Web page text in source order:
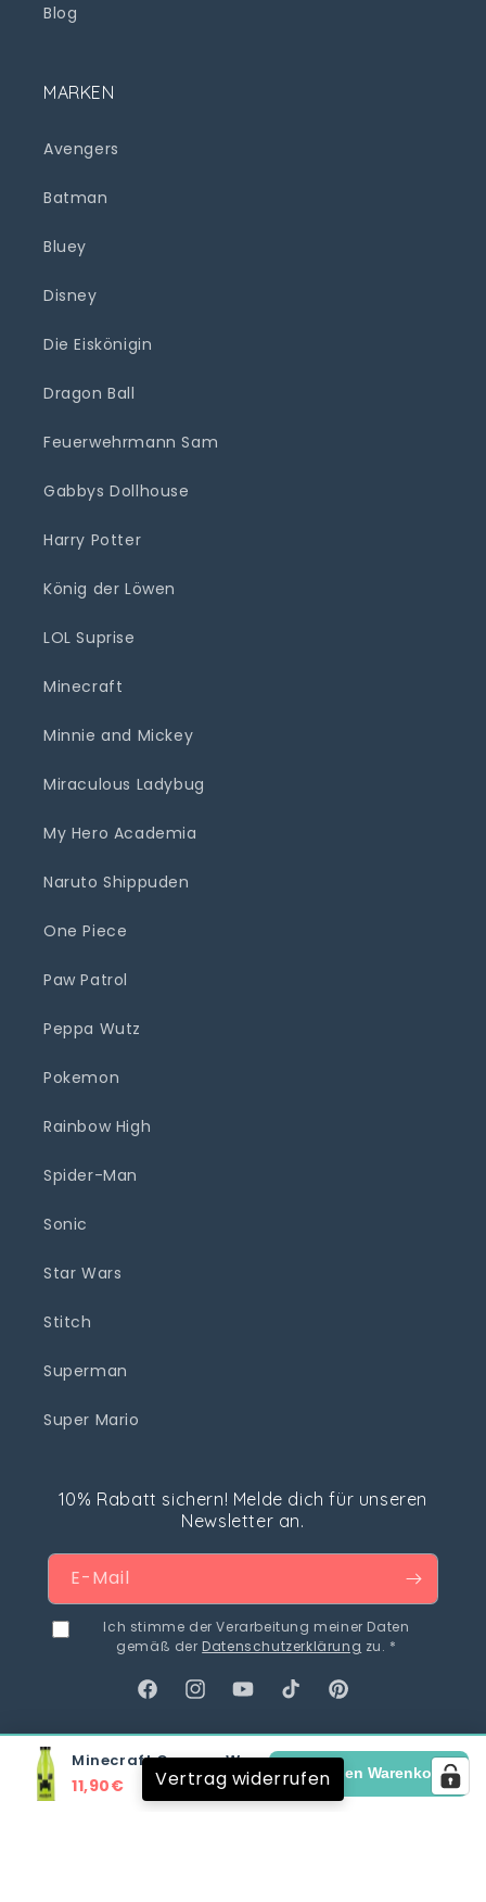
Blog
MARKEN
Avengers
Batman
Bluey
Disney
Die Eiskönigin
Dragon Ball
Feuerwehrmann Sam
Gabbys Dollhouse
Harry Potter
König der Löwen
LOL Suprise
Minecraft
Minnie and Mickey
Miraculous Ladybug
My Hero Academia
Naruto Shippuden
One Piece
Paw Patrol
Peppa Wutz
Pokemon
Rainbow High
Spider-Man
Sonic
Star Wars
Stitch
Superman
Super Mario
10% Rabatt sichern! Melde dich für unseren
Newsletter an.
E-Mail
Ich stimme der Verarbeitung meiner Daten
gemäß der Datenschutzerklärung zu. *
FacebookInstagramYouTubeTikTok Pinterest
Land/Region Sprache
Minecraft Creeper Wasserflasche 660 ml
11,90€
In den Warenkorb
Vertrag widerrufen